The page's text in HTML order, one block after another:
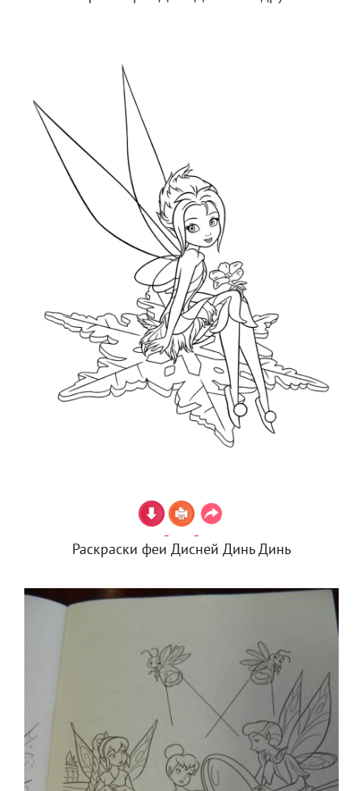
Раскраски феи Дисней Динь Динь